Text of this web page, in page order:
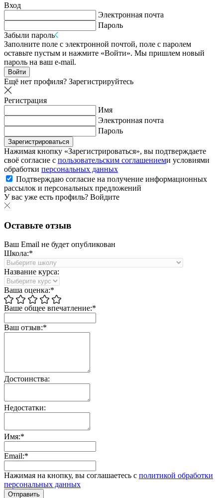
Вход
Электронная почта
Пароль
Забыли пароль
Заполните поле с электронной почтой, поле с паролем
оставьте пустым и нажмите «Войти». Мы пришлем новый
пароль на ваш e-mail.
Войти
Ещё нет профиля? Зарегистрируйтесь
Регистрация
Имя
Электронная почта
Пароль
Зарегистрироваться
Нажимая кнопку «Зарегистрироваться», вы подтверждаете
своё согласие с пользовательским соглашениеми условиями
обработки персональных данных
Подтверждаю согласие на получение информационных
рассылок и персональных предложений
У вас уже есть профиль? Войдите
Оставьте отзыв
Ваш Email не будет опубликован
Школа:*
Название курса:
Ваша оценка:*
Ваше общее впечатление:*
Ваш отзыв:*
Достоинства:
Недостатки:
Имя:*
Email:*
Нажимая на кнопку, вы соглашаетесь с политикой обработки
персональных данных
Отправить